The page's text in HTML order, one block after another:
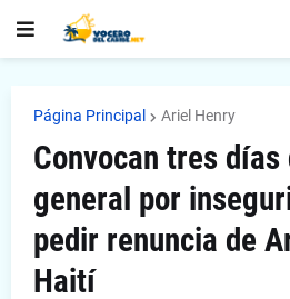
Página Principal Ariel Henry
Convocan tres días
general por
pedir renuncia de
Haití